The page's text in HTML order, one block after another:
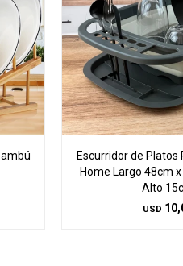
Escurridor de Platos
Home Largo 48cm
Alto
USD